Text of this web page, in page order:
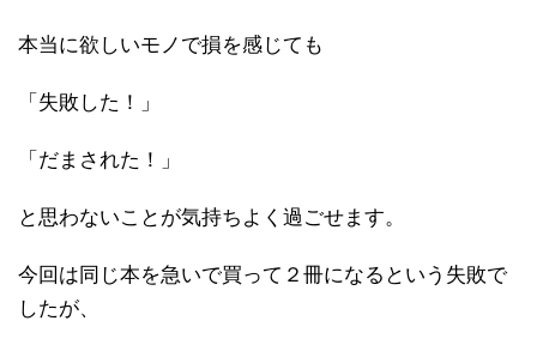
本当に欲しいモノで損を感じても
「失敗した！」
「だまされた！」
と思わないことが気持ちよく過ごせます。
今回は同じ本を急いで買って２冊になるという失敗で
したが、